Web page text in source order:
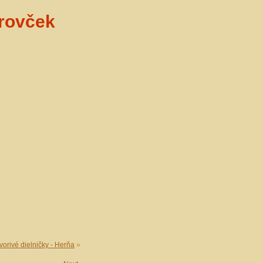
dielničky - Herňa »